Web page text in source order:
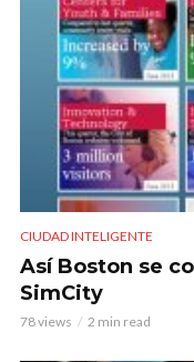
CIUDAD INTELIGENTE
Así Boston se
SimCity
78 views 2 min read